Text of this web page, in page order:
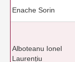
Enache Sorin
Alboteanu Ionel
Laurențiu